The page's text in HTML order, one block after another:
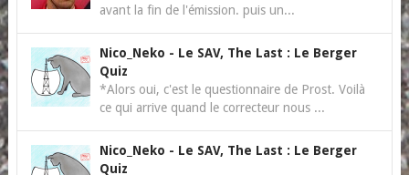
avant la fin de l'émission. puis un...
Nico_Neko - Le SAV, The Last : Le Berger
Quiz
*Alors oui, c'est le questionnaire de Prost. Voilà
ce qui arrive quand le correcteur nous ...
Nico_Neko - Le SAV, The Last : Le Berger
Quiz